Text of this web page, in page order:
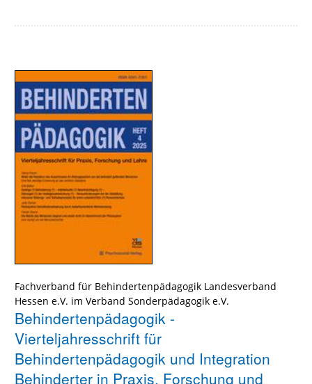
Fachverband für Behindertenpädagogik Landesverband
Hessen e.V. im Verband Sonderpädagogik e.V.
Behindertenpädagogik -
Vierteljahresschrift für
Behindertenpädagogik und Integration
Behinderter in Praxis, Forschung und